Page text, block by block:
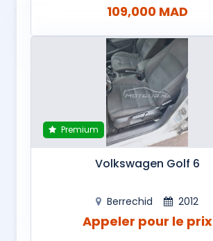
109,000 MAD
Premium
Volkswagen Golf 6
Berrechid 2012
Appeler pour le prix